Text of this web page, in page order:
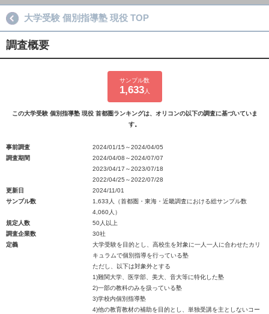
大学受験 個別指導塾 現役 TOP
調査概要
サンプル数
1,633人
この大学受験 個別指導塾 現役 首都圏ランキングは、オリコンの以下の調査に基づいていま
す。
事前調査
2024/01/15～2024/04/05
調査期間
2024/04/08～2024/07/07
2023/04/17～2023/07/18
2022/04/25～2022/07/28
更新日
2024/11/01
サンプル数
1,633人（首都圏・東海・近畿調査における総サンプル数
4,060人）
規定人数
50人以上
調査企業数
30社
定義
大学受験を目的とし、高校生を対象に一人一人に合わせたカリ
キュラムで個別指導を行っている塾
ただし、以下は対象外とする
1)難関大学、医学部、美大、音大等に特化した塾
2)一部の教科のみを扱っている塾
3)学校内個別指導塾
4)他の教育教材の補助を目的とし、単独受講を主としないコー